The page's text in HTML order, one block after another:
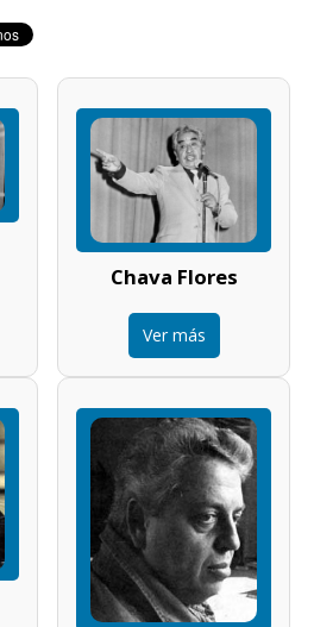
Chava Flores
Ver más